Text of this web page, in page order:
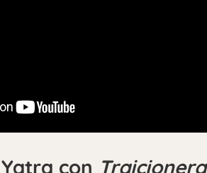
con Traicionera